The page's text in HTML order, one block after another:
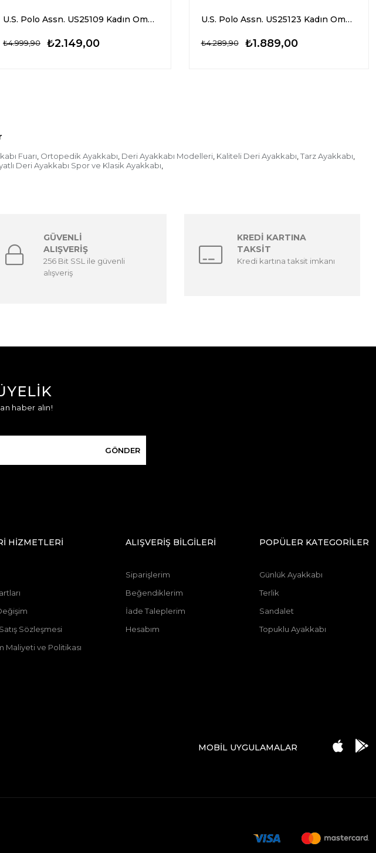
U.S. Polo Assn. US25109 Kadın Omuz Çantası Kahverengi
₺2.149,00
₺4.999,90
U.S. Polo Assn. US25123 Kadın Omuz Çantası Siyah
₺1.889,00
₺4.289,90
Fuarı, Ortopedik Ayakkabı, Deri Ayakkabı Modelleri, Kaliteli Deri Ayakkabı, Tarz Ayakkabı,
Deri Ayakkabı Spor ve Klasik Ayakkabı,
GÜVENLİ
ALIŞVERİŞ
256 Bit SSL ile güvenli
alışveriş
KREDİ KARTINA
TAKSİT
Kredi kartına taksit imkanı
haber alın!
GÖNDER
HİZMETLERİ
Sözleşmesi
Maliyeti ve Politikası
ALIŞVERİŞ BİLGİLERİ
Siparişlerim
Beğendiklerim
İade Taleplerim
Hesabım
POPÜLER KATEGORİLER
Günlük Ayakkabı
Terlik
Sandalet
Topuklu Ayakkabı
MOBİL UYGULAMALAR